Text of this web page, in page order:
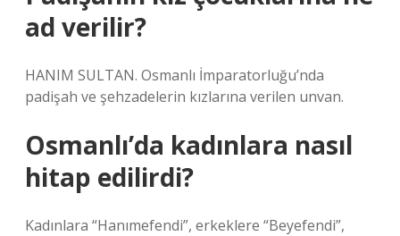
ad verilir?
HANIM SULTAN. Osmanlı İmparatorluğu’nda
padişah ve şehzadelerin kızlarına verilen unvan.
Osmanlı’da kadınlara nasıl
hitap edilirdi?
Kadınlara “Hanımefendi”, erkeklere “Beyefendi”,